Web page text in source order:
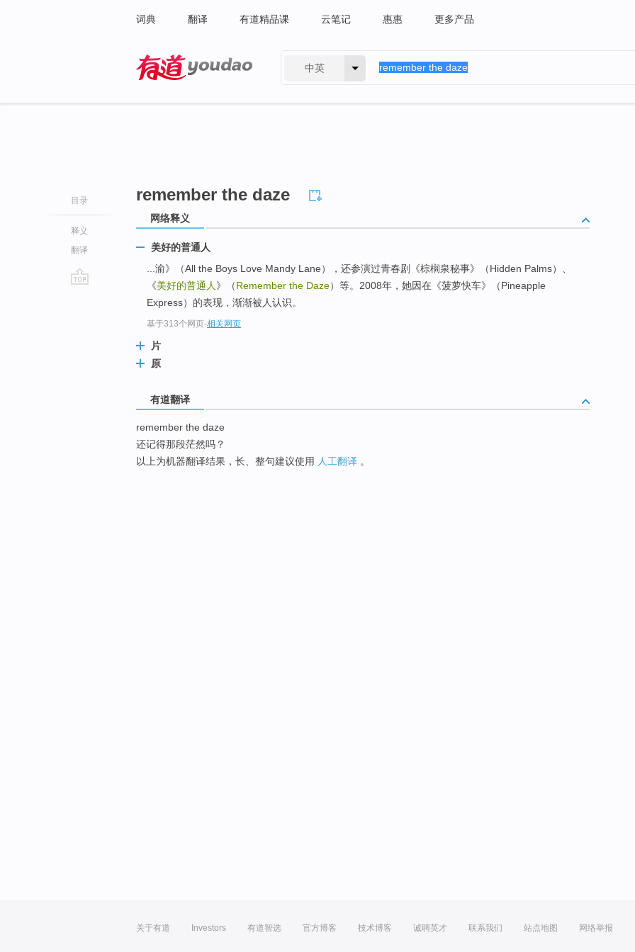
词典 翻译 有道精品课 云笔记 惠惠 更多产品
中英
目录
释义
翻译
remember the daze
网络释义
美好的普通人
...渝》（All the Boys Love Mandy Lane），还参演过青春剧《棕榈泉秘事》（Hidden Palms）、
《美好的普通人 》（Remember the Daze）等。2008年，她因在《菠萝快车》（Pineapple
Express）的表现，渐渐被人认识。
基于313个网页-相关网页
片
原
有道翻译
remember the daze
还记得那段茫然吗？
以上为机器翻译结果，长、整句建议使用 人工翻译 。
关于有道 Investors 有道智选 官方博客 技术博客 诚聘英才 联系我们 站点地图 网络举报